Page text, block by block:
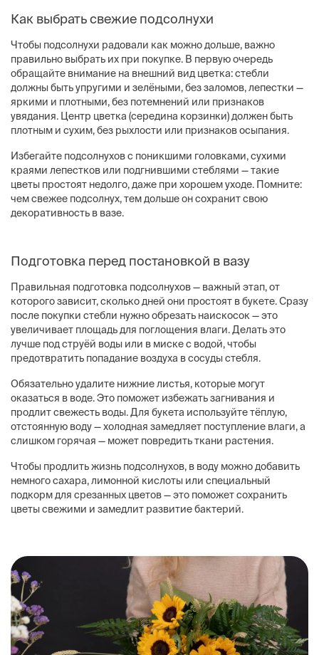
Как выбрать свежие подсолнухи
Чтобы подсолнухи радовали как можно дольше, важно
правильно выбрать их при покупке. В первую очередь
обращайте внимание на внешний вид цветка: стебли
должны быть упругими и зелёными, без заломов, лепестки —
яркими и плотными, без потемнений или признаков
увядания. Центр цветка (середина корзинки) должен быть
плотным и сухим, без рыхлости или признаков осыпания.
Избегайте подсолнухов с поникшими головками, сухими
краями лепестков или подгнившими стеблями — такие
цветы простоят недолго, даже при хорошем уходе. Помните:
чем свежее подсолнух, тем дольше он сохранит свою
декоративность в вазе.
Подготовка перед постановкой в вазу
Правильная подготовка подсолнухов — важный этап, от
которого зависит, сколько дней они простоят в букете. Сразу
после покупки стебли нужно обрезать наискосок — это
увеличивает площадь для поглощения влаги. Делать это
лучше под струёй воды или в миске с водой, чтобы
предотвратить попадание воздуха в сосуды стебля.
Обязательно удалите нижние листья, которые могут
оказаться в воде. Это поможет избежать загнивания и
продлит свежесть воды. Для букета используйте тёплую,
отстоянную воду — холодная замедляет поступление влаги, а
слишком горячая — может повредить ткани растения.
Чтобы продлить жизнь подсолнухов, в воду можно добавить
немного сахара, лимонной кислоты или специальный
подкорм для срезанных цветов — это поможет сохранить
цветы свежими и замедлит развитие бактерий.